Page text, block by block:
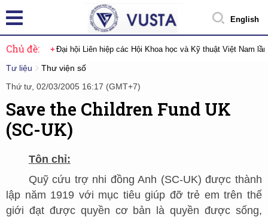
English
Chủ đề: Đại hội Liên hiệp các Hội Khoa học và Kỹ thuật Việt Nam
Tư liệu
Thư viện số
Thứ tư, 02/03/2005 16:17 (GMT+7)
Save the Children Fund UK
(SC-UK)
Tôn chỉ:
Quỹ cứu trợ nhi đồng Anh (SC-UK) được thành
lập năm 1919 với mục tiêu giúp đỡ trẻ em trên thế
giới đạt được quyền cơ bản là quyền được sống,